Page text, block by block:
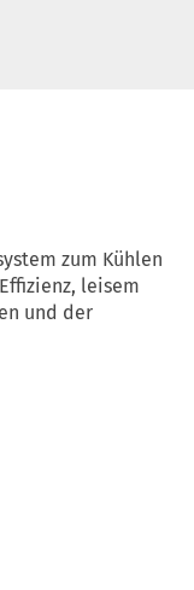
zum Kühlen
leisem
und der